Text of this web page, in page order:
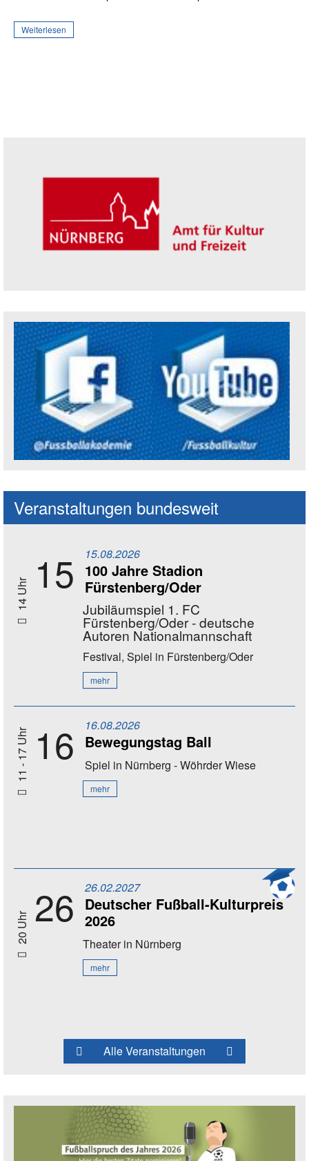
Weiterlesen
Veranstaltungen bundesweit
14 Uhr 15 15.08.2026
100 Jahre Stadion
Fürstenberg/Oder
Jubiläumspiel 1. FC
Fürstenberg/Oder - deutsche
Autoren Nationalmannschaft
Festival, Spiel in Fürstenberg/Oder
mehr
11 - 17 Uhr 16 16.08.2026
Bewegungstag Ball
Spiel in Nürnberg - Wöhrder Wiese
mehr
20 Uhr 26 26.02.2027
Deutscher Fußball-Kulturpreis
2026
Theaterin Nürnberg
mehr
Alle Veranstaltungen